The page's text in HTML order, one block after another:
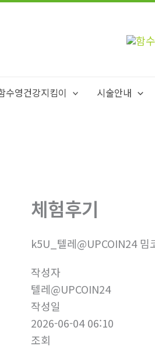
수영건강지킴이 시술안내
체험후기
k5U_텔레@UPCOIN24 밈
작성자
텔레@UPCOIN24
작성일
2026-06-04 06:10
조회